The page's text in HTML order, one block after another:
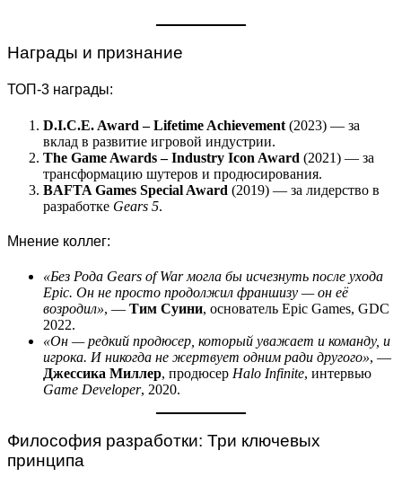
Награды и признание
ТОП-3 награды:
D.I.C.E. Award – Lifetime Achievement (2023) — за
вклад в развитие игровой индустрии.
The Game Awards – Industry Icon Award (2021) — за
трансформацию шутеров и продюсирования.
BAFTA Games Special Award (2019) — за лидерство в
разработке Gears 5.
Мнение коллег:
«Без Рода Gears of War могла бы исчезнуть после ухода
Epic. Он не просто продолжил франшизу — он её
возродил», — Тим Суини, основатель Epic Games, GDC
2022.
«Он — редкий продюсер, который уважает и команду, и
игрока. И никогда не жертвует одним ради другого», —
Джессика Миллер, продюсер Halo Infinite, интервью
Game Developer, 2020.
Философия разработки: Три ключевых
принципа